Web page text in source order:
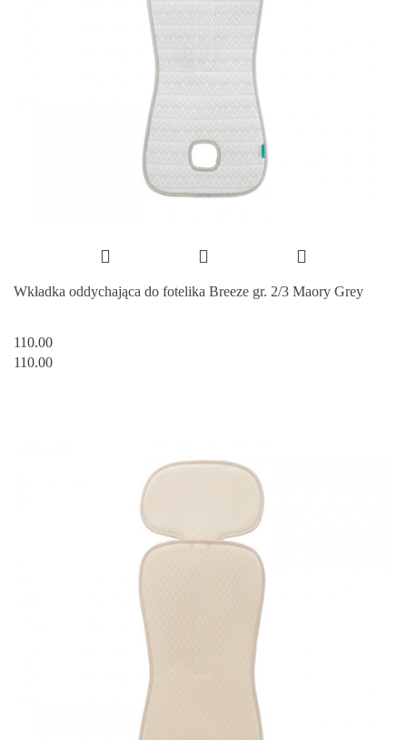
Wkładka oddychająca do fotelika Breeze gr. 2/3 Maory Grey
110.00
110.00